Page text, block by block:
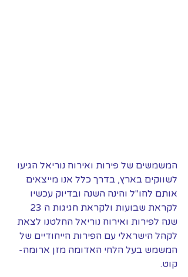
המשמשים של פירות ואירוח נוריאל הגיעו
לשווקים בארץ, בדרך כלל אנו מייצאים
אותם לחו"ל והינה השנה ובדיוק עכשיו
שנה לפירות ואירוח נוריאל החלטנו לצאת
לקהל הישראלי עם הפירות הייחודיים של
המשמש בעל הלחי האדומה מזן ארומה-
קוט.